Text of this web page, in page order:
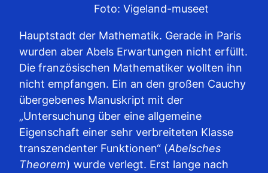
Foto: Vigeland-museet
Hauptstadt der Mathematik. Gerade in Paris
wurden aber Abels Erwartungen nicht erfüllt.
Die französischen Mathematiker wollten ihn
nicht empfangen. Ein an den großen Cauchy
übergebenes Manuskript mit der
„Untersuchung über eine allgemeine
Eigenschaft einer sehr verbreiteten Klasse
transzendenter Funktionen“ (Abelsches
Theorem) wurde verlegt. Erst lange nach